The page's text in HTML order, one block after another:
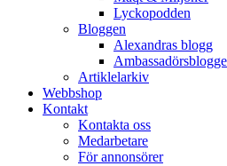
Lyckopodden
Bloggen
Alexandras blogg
Artiklelarkiv
Webbshop
Kontakt
Kontakta oss
Medarbetare
För annonsörer